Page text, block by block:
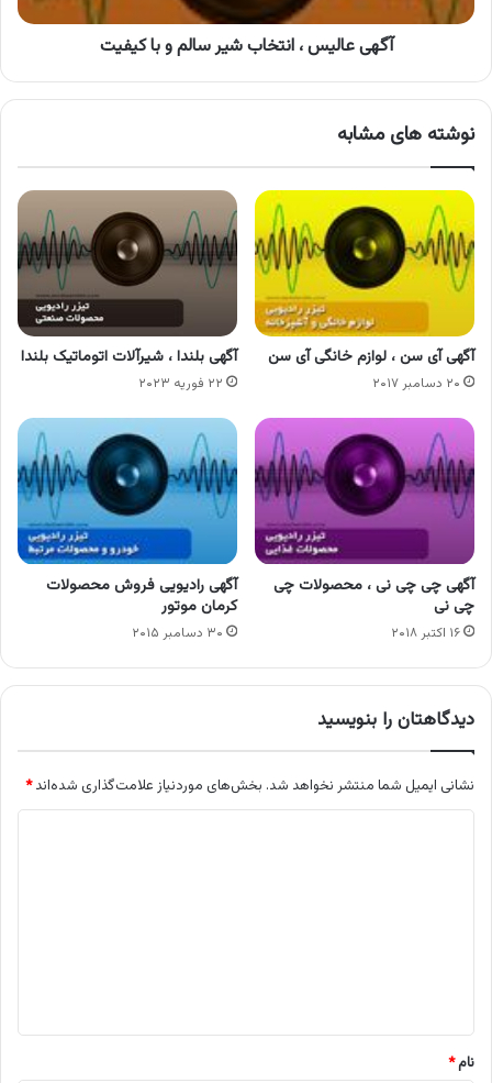
کیفیت
آگهی عالیس ، انتخاب شیر سالم و با کیفیت
نوشته های مشابه
آگهی آی سن ، لوازم خانگی آی سن
۲۰ دسامبر ۲۰۱۷
آگهی بلندا ، شیرآلات اتوماتیک بلندا
۲۲ فوریه ۲۰۲۳
آگهی چی چی نی ، محصولات چی
چی نی
۱۶ اکتبر ۲۰۱۸
آگهی رادیویی فروش محصولات
کرمان موتور
۳۰ دسامبر ۲۰۱۵
دیدگاهتان را بنویسید
نشانی ایمیل شما منتشر نخواهد شد. بخش‌های موردنیاز علامت‌گذاری شده‌اند*
نام*